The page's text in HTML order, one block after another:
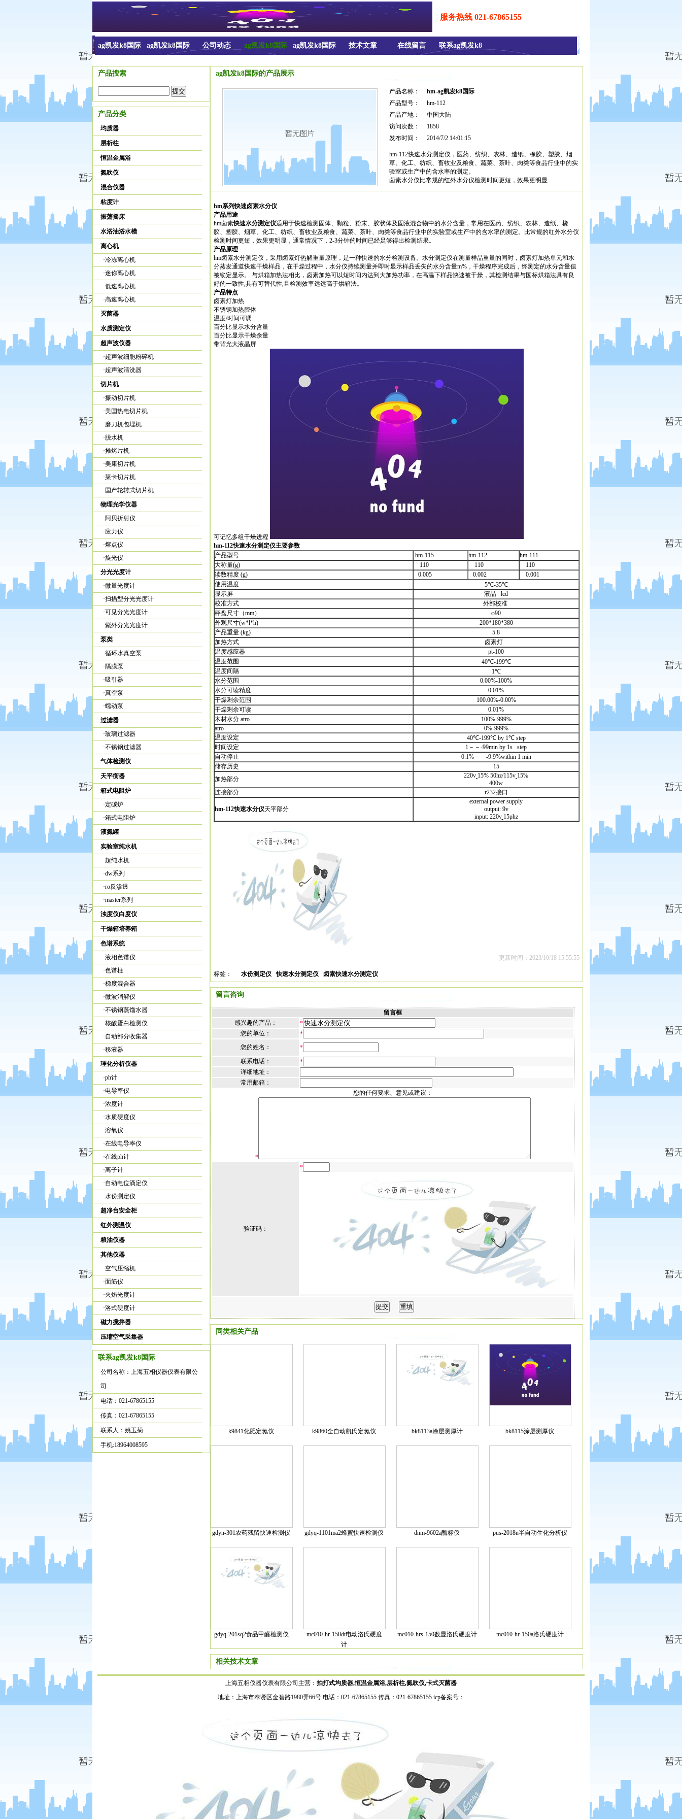
服务热线 021-67865155
ag凯发k8国际
ag凯发k8国际
公司动态
ag凯发k8国际
ag凯发k8国际
技术文章 在线留言
联系ag凯发k8
产品搜索
产品分类
均质器
层析柱
恒温金属浴
氮吹仪
混合仪器
粘度计
振荡摇床
水浴油浴水槽
离心机
·冷冻离心机
·迷你离心机
·低速离心机
·高速离心机
灭菌器
水质测定仪
超声波仪器
·超声波细胞粉碎机
·超声波清洗器
切片机
·振动切片机
·美国热电切片机
·磨刀机包埋机
· 脱水机
·摊烤片机
·美康切片机
·莱卡切片机
· 国产轮转式切片机
物理光学仪器
·阿贝折射仪
·应力仪
·熔点仪
·旋光仪
分光光度计
·微量光度计
·扫描型分光光度计
·可见分光光度计
·紫外分光光度计
泵类
·循环水真空泵
·隔膜泵
·吸引器
·真空泵
·蠕动泵
过滤器
·玻璃过滤器
·不锈钢过滤器
气体检测仪
天平衡器
箱式电阻炉
·定碳炉
·箱式电阻炉
液氮罐
实验室纯水机
·超纯水机
·dw系列
·ro反渗透
·master系列
浊度仪白度仪
干燥箱培养箱
色谱系统
·液相色谱仪
·色谱柱
·梯度混合器
·微波消解仪
·不锈钢蒸馏水器
·核酸蛋白检测仪
·自动部分收集器
·移液器
理化分析仪器
·ph计
·电导率仪
·浓度计
·水质硬度仪
·溶氧仪
·在线电导率仪
·在线ph计
·离子计
·自动电位滴定仪
·水份测定仪
超净台安全柜
红外测温仪
粮油仪器
其他仪器
·空气压缩机
·面筋仪
·火焰光度计
·洛式硬度计
磁力搅拌器
压缩空气采集器
联系ag凯发k8国际
公司名称：上海五相仪器仪表有限公
司
电话：021-67865155
传真：021-67865155
联系人：姚玉菊
手机:18964008595
ag凯发k8国际的产品展示
产品名称：
hm-ag凯发k8国际
产品型号：
hm-112
产品产地：
中国大陆
访问次数：
1858
发布时间：
2014/7/2 14:01:15
hm-112快速水分测定仪，医药、纺织、农林、造纸、橡胶、塑胶、烟
草、化工、纺织、畜牧业及粮食、蔬菜、茶叶、肉类等食品行业中的实
验室或生产中的含水率的测定。
卤素水分仪比常规的红外水分仪检测时间更短，效果更明显
hm系列快速卤素水分仪
产品用途
hm卤素快速水分测定仪适用于快速检测固体、颗粒、粉末、胶状体及固液混合物中的水分含量，常用在医药、纺织、农林、造纸、橡
胶、塑胶、烟草、化工、纺织、畜牧业及粮食、蔬菜、茶叶、肉类等食品行业中的实验室或生产中的含水率的测定。比常规的红外水分仪
检测时间更短，效果更明显，通常情况下，2-3分钟的时间已经足够得出检测结果。
产品原理
hm卤素水分测定仪，采用卤素灯热解重量原理，是一种快速的水分检测设备。水分测定仪在测量样品重量的同时，卤素灯加热单元和水
分蒸发通道快速干燥样品，在干燥过程中，水分仪持续测量并即时显示样品丢失的水分含量m%，干燥程序完成后，终测定的水分含量值
被锁定显示。 与烘箱加热法相比，卤素加热可以短时间内达到大加热功率，在高温下样品快速被干燥，其检测结果与国标烘箱法具有良
好的一致性,具有可替代性,且检测效率远远高于烘箱法。
产品特点
卤素灯加热
不锈钢加热腔体
温度/时间可调
百分比显示水分含量
百分比显示干燥余量
带背光大液晶屏
可记忆多组干燥进程
hm-112快速水分测定仪主要参数
产品型号
hm-115 hm-112
hm-111
大称量(g)
110 110
110
读数精度 (g)
0.005 0.002
0.001
使用温度
5℃-35℃
显示屏
液晶 lcd
校准方式
外部校准
秤盘尺寸（mm）
φ90
外观尺寸(w*l*h)
200*180*380
产品重量 (kg)
5.8
加热方式
卤素灯
温度感应器
pt-100
温度范围
40℃-199℃
温度间隔
1℃
水分范围
0.00%-100%
水分可读精度
0.01%
干燥剩余范围
100.00%-0.00%
干燥剩余可读
0.01%
木材水分 atro
100%-999%
atro
0%-999%
温度设定
40℃-199℃ by 1℃ step
时间设定
1－－-99min by 1s step
自动停止
0.1%－－-9.9%within 1 min
储存历史
15
加热部分
220v 15% 50hz/115v 15%
400w
连接部分
r232接口
hm-112快速水分仪天平部分
external power supply
output: 9v
input: 220v 15phz
更新时间：2023/10/18 15:55:55
标签： 水份测定仪 快速水分测定仪 卤素快速水分测定仪
留言咨询
留言框
感兴趣的产品：
*
您的单位：
*
您的姓名：
*
联系电话：
*
详细地址：
常用邮箱：
您的任何要求、意见或建议：
*
验证码：
*
同类相关产品
k9841化肥定氮仪 k9860全自动凯氏定氮仪 bk8113a涂层测厚计 bk8115涂层测厚仪
gdyn-301农药残留快速检测仪 gdyq-1101ma2蜂蜜快速检测仪 dnm-9602a酶标仪 pus-2018n半自动生化分析仪
gdyq-201sq2食品甲醛检测仪
mc010-hr-150dt电动洛氏硬度
计
mc010-hrs-150数显洛氏硬度计 mc010-hr-150a洛氏硬度计
相关技术文章
上海五相仪器仪表有限公司主营： 拍打式均质器,恒温金属浴,层析柱,氮吹仪,卡式灭菌器
地址：上海市奉贤区金碧路1980弄66号 电话：021-67865155 传真：021-67865155 icp备案号：